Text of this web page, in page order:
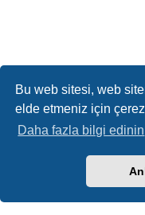
Bu web sitesi, web
elde etmeniz için
Daha fazla bilgi edinin